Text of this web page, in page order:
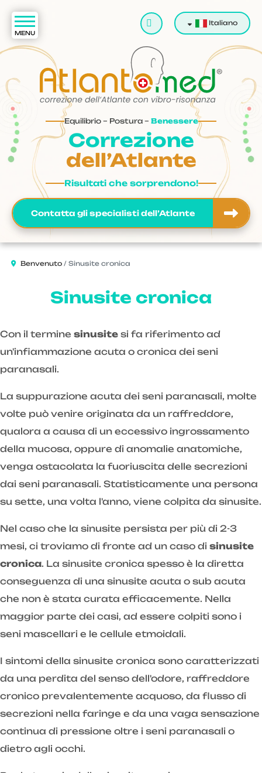
Equilibrio – Postura – Benessere
Correzione
dell’Atlante
Risultati che sorprendono!
Contatta gli specialisti dell’Atlante
Cerca Italiano
Benvenuto Sinusite cronica
Sinusite cronica
Con il termine sinusite si fa riferimento ad
un'infiammazione acuta o cronica dei seni
paranasali.
La suppurazione acuta dei seni paranasali, molte
volte può venire originata da un raffreddore,
qualora a causa di un eccessivo ingrossamento
della mucosa, oppure di anomalie anatomiche,
venga ostacolata la fuoriuscita delle secrezioni
dai seni paranasali. Statisticamente una persona
su sette, una volta l'anno, viene colpita da sinusite.
Nel caso che la sinusite persista per più di 2-3
mesi, ci troviamo di fronte ad un caso di sinusite
cronica. La sinusite cronica spesso è la diretta
conseguenza di una sinusite acuta o sub acuta
che non è stata curata efficacemente. Nella
maggior parte dei casi, ad essere colpiti sono i
seni mascellari e le cellule etmoidali.
I sintomi della sinusite cronica sono caratterizzati
da una perdita del senso dell'odore, raffreddore
cronico prevalentemente acquoso, da flusso di
secrezioni nella faringe e da una vaga sensazione
continua di pressione oltre i seni paranasali o
dietro agli occhi.